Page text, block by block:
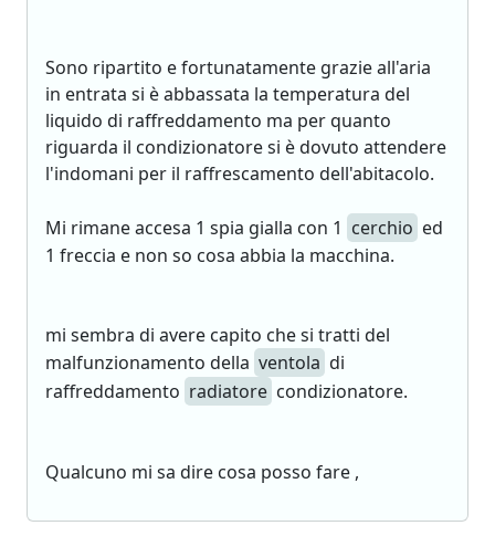
Sono ripartito e fortunatamente grazie all'aria
in entrata si è abbassata la temperatura del
liquido di raffreddamento ma per quanto
riguarda il condizionatore si è dovuto attendere
l'indomani per il raffrescamento dell'abitacolo.
Mi rimane accesa 1 spia gialla con 1 cerchio ed
1 freccia e non so cosa abbia la macchina.
mi sembra di avere capito che si tratti del
malfunzionamento della ventola di
raffreddamento radiatore condizionatore.
Qualcuno mi sa dire cosa posso fare ,